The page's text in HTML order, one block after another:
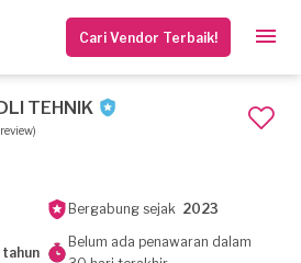
Cari Vendor Terbaik!
TEHNIK
Bergabung sejak 2023
tahun
Belum ada penawaran dalam